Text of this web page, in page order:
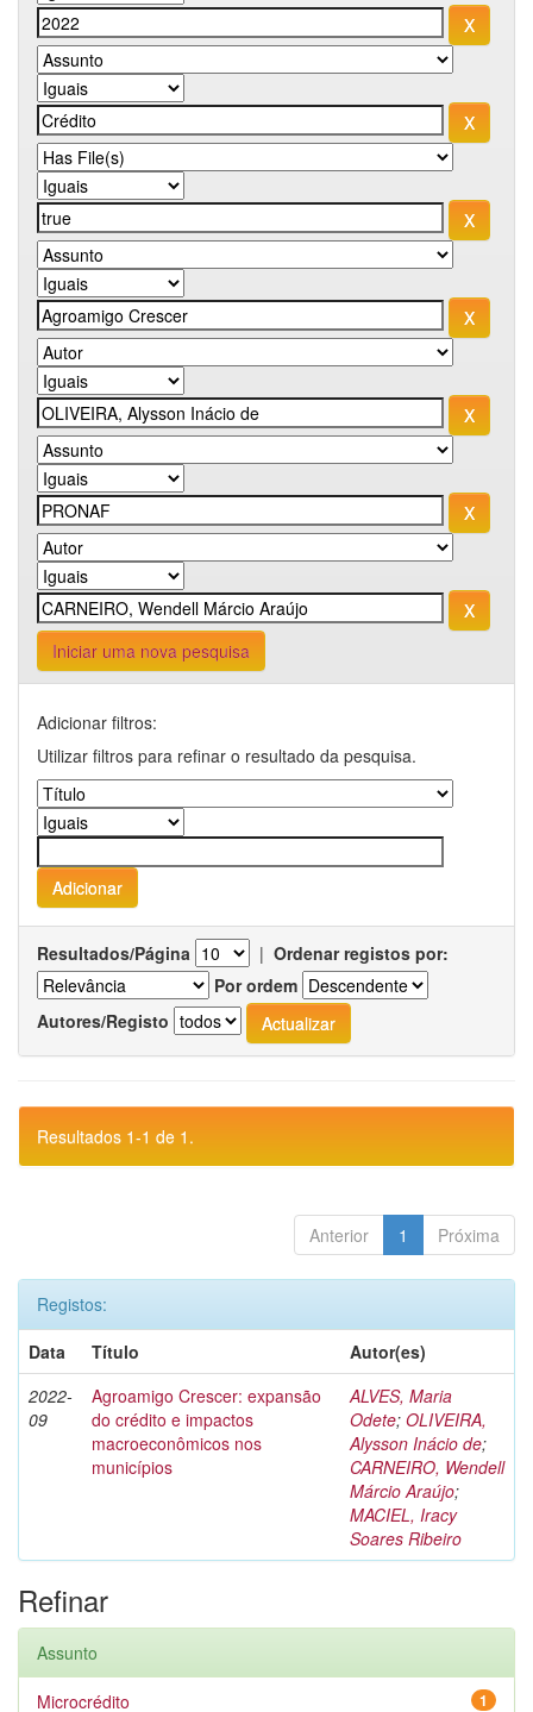
Iniciar uma nova pesquisa
Adicionar filtros:
Utilizar filtros para refinar o resultado da pesquisa.
Resultados/Página | Ordenar registos por:
Por ordem
Autores/Registo
Resultados 1-1 de 1.
Anterior 1 Próxima
Registos:
Data
Título
Autor(es)
2022-
09
Agroamigo Crescer: expansão
do crédito e impactos
macroeconômicos nos
municípios
ALVES, Maria
Odete; OLIVEIRA,
Alysson Inácio de;
CARNEIRO, Wendell
Márcio Araújo;
MACIEL, Iracy
Soares Ribeiro
Refinar
Assunto
1
Microcrédito